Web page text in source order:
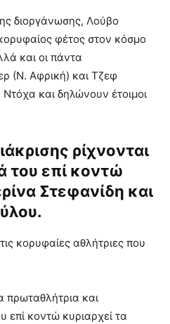
διοργάνωσης, Λούβο
φέτος στον κόσμο
και οι πάντα
(Ν. Αφρική) και Τζεφ
και δηλώνουν έτοιμοι
ρίχνονται
του επί κοντώ
Στεφανίδη και
κορυφαίες αθλήτριες που
πρωταθλήτρια και
επί κοντώ κυριαρχεί τα